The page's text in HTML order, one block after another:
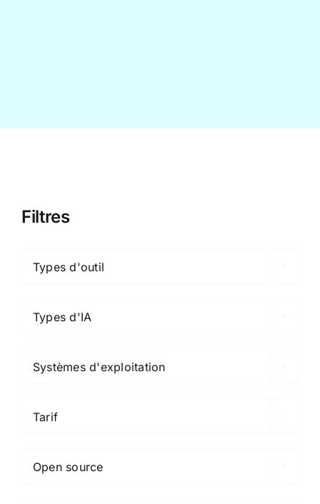
Filtres
Types d'outil
Types d'IA
Systèmes d'exploitation
Tarif
Open source